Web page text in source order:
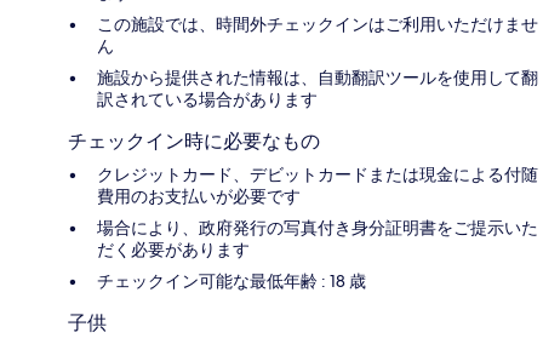
この施設では、時間外チェックインはご利用いただけませ
ん
施設から提供された情報は、自動翻訳ツールを使用して翻
訳されている場合があります
チェックイン時に必要なもの
クレジットカード、デビットカードまたは現金による付随
費用のお支払いが必要です
場合により、政府発行の写真付き身分証明書をご提示いた
だく必要があります
チェックイン可能な最低年齢 : 18 歳
子供